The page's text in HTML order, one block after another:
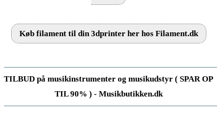
Køb filament til din 3dprinter her hos Filament.dk
TILBUD på musikinstrumenter og musikudstyr ( SPAR OP
TIL 90% ) - Musikbutikken.dk